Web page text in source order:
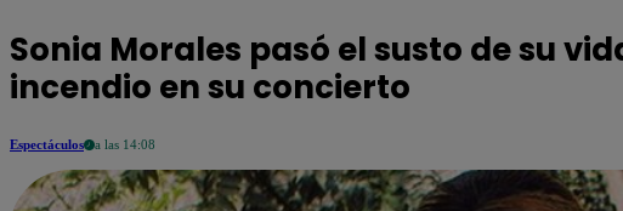
Sonia Morales pasó el susto de su
incendio en su concierto
Espectáculos a las 14:08